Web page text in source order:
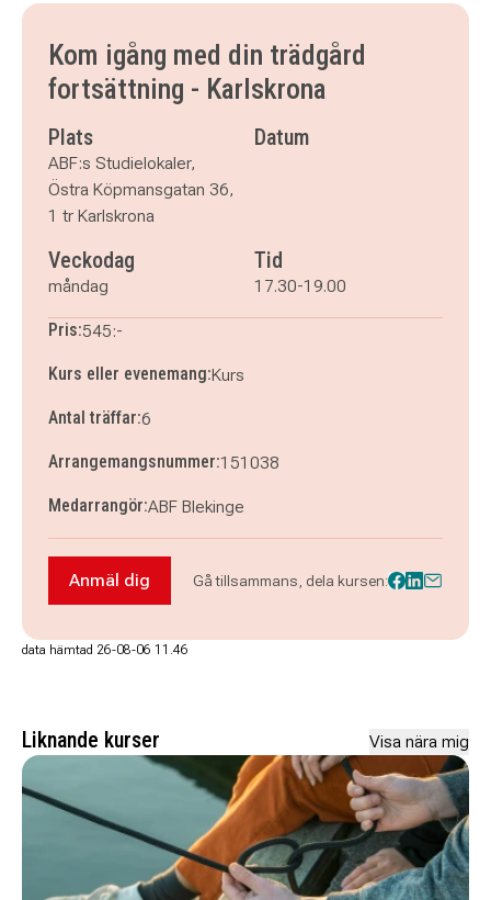
Kom igång med din trädgård
fortsättning - Karlskrona
Plats
ABF:s Studielokaler,
Östra Köpmansgatan 36,
1 tr Karlskrona
Datum
Veckodag
måndag
Tid
17.30-19.00
Pris:545:-
Kurs eller evenemang:Kurs
Antal träffar:6
Arrangemangsnummer:151038
Medarrangör:ABF Blekinge
Anmäl dig till Kom igång med din trädgård
Anmäl dig Gå tillsammans, dela kursen:
data hämtad 26-08-06 11.46
Liknande kurser Visa nära mig